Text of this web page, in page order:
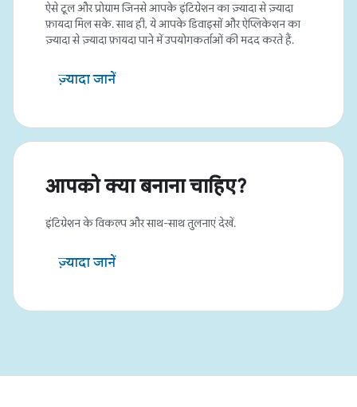
ऐसे टूल और प्रोग्राम जिनसे आपके इंटिग्रेशन का ज़्यादा से ज़्यादा
फ़ायदा मिल सके. साथ ही, ये आपके डिवाइसों और ऐप्लिकेशन का
ज़्यादा से ज़्यादा फ़ायदा पाने में उपयोगकर्ताओं की मदद करते हैं.
ज़्यादा जानें
आपको क्या बनाना चाहिए?
इंटिग्रेशन के विकल्प और साथ-साथ तुलनाएं देखें.
ज़्यादा जानें